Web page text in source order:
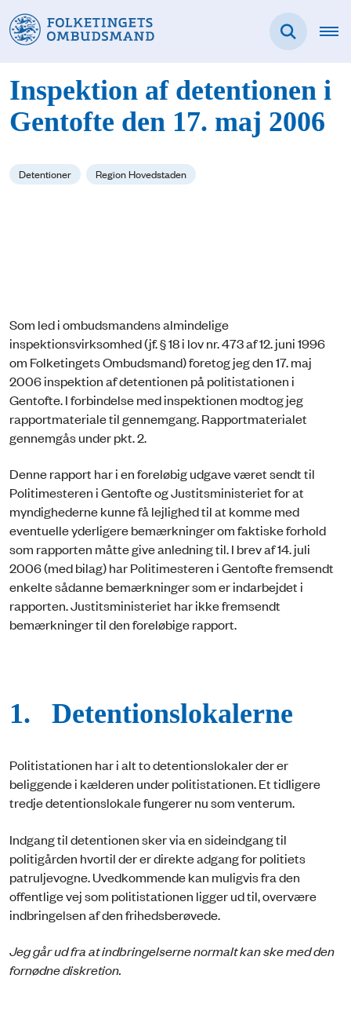
Inspektion af detentionen i
Gentofte den 17. maj 2006
Detentioner Region Hovedstaden
Som led i ombudsmandens almindelige
inspektionsvirksomhed (jf. § 18 i lov nr. 473 af 12. juni 1996
om Folketingets Ombudsmand) foretog jeg den 17. maj
2006 inspektion af detentionen på politistationen i
Gentofte. I forbindelse med inspektionen modtog jeg
rapportmateriale til gennemgang. Rapportmaterialet
gennemgås under pkt. 2.
Denne rapport har i en foreløbig udgave været sendt til
Politimesteren i Gentofte og Justitsministeriet for at
myndighederne kunne få lejlighed til at komme med
eventuelle yderligere bemærkninger om faktiske forhold
som rapporten måtte give anledning til. I brev af 14. juli
2006 (med bilag) har Politimesteren i Gentofte fremsendt
enkelte sådanne bemærkninger som er indarbejdet i
rapporten. Justitsministeriet har ikke fremsendt
bemærkninger til den foreløbige rapport.
1. Detentionslokalerne
Politistationen har i alt to detentionslokaler der er
beliggende i kælderen under politistationen. Et tidligere
tredje detentionslokale fungerer nu som venterum.
Indgang til detentionen sker via en sideindgang til
politigården hvortil der er direkte adgang for politiets
patruljevogne. Uvedkommende kan muligvis fra den
offentlige vej som politistationen ligger ud til, overvære
indbringelsen af den frihedsberøvede.
Jeg går ud fra at indbringelserne normalt kan ske med den
fornødne diskretion.